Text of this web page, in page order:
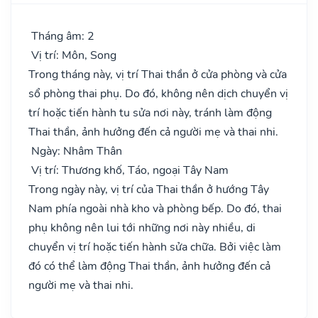
Tháng âm: 2
Vị trí: Môn, Song
Trong tháng này, vị trí Thai thần ở cửa phòng và cửa
sổ phòng thai phụ. Do đó, không nên dịch chuyển vị
trí hoặc tiến hành tu sửa nơi này, tránh làm động
Thai thần, ảnh hưởng đến cả người mẹ và thai nhi.
Ngày: Nhâm Thân
Vị trí: Thương khố, Táo, ngoại Tây Nam
Trong ngày này, vị trí của Thai thần ở hướng Tây
Nam phía ngoài nhà kho và phòng bếp. Do đó, thai
phụ không nên lui tới những nơi này nhiều, di
chuyển vị trí hoặc tiến hành sửa chữa. Bởi việc làm
đó có thể làm động Thai thần, ảnh hưởng đến cả
người mẹ và thai nhi.